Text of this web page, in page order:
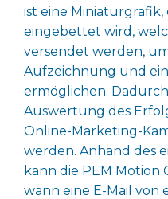
ist eine Miniaturgrafik,
eingebettet wird,
versendet werden,
Aufzeichnung und
ermöglichen.
Auswertung des
Online-Marketing-
werden. Anhand des
kann die PEM Motion
wann eine E-Mail von